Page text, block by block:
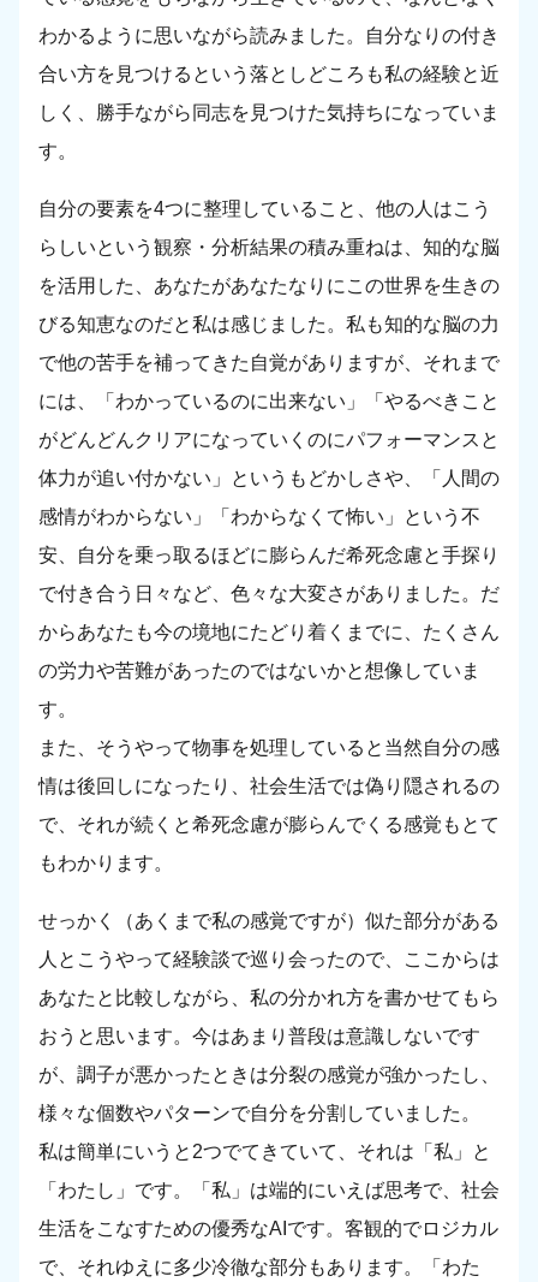
わかるように思いながら読みました。自分なりの付き
合い方を見つけるという落としどころも私の経験と近
しく、勝手ながら同志を見つけた気持ちになっていま
す。
自分の要素を4つに整理していること、他の人はこう
らしいという観察・分析結果の積み重ねは、知的な脳
を活用した、あなたがあなたなりにこの世界を生きの
びる知恵なのだと私は感じました。私も知的な脳の力
で他の苦手を補ってきた自覚がありますが、それまで
には、「わかっているのに出来ない」「やるべきこと
がどんどんクリアになっていくのにパフォーマンスと
体力が追い付かない」というもどかしさや、「人間の
感情がわからない」「わからなくて怖い」という不
安、自分を乗っ取るほどに膨らんだ希死念慮と手探り
で付き合う日々など、色々な大変さがありました。だ
からあなたも今の境地にたどり着くまでに、たくさん
の労力や苦難があったのではないかと想像していま
す。
また、そうやって物事を処理していると当然自分の感
情は後回しになったり、社会生活では偽り隠されるの
で、それが続くと希死念慮が膨らんでくる感覚もとて
もわかります。
せっかく（あくまで私の感覚ですが）似た部分がある
人とこうやって経験談で巡り会ったので、ここからは
あなたと比較しながら、私の分かれ方を書かせてもら
おうと思います。今はあまり普段は意識しないです
が、調子が悪かったときは分裂の感覚が強かったし、
様々な個数やパターンで自分を分割していました。
私は簡単にいうと2つでてきていて、それは「私」と
「わたし」です。「私」は端的にいえば思考で、社会
生活をこなすための優秀なAIです。客観的でロジカル
で、それゆえに多少冷徹な部分もあります。「わた